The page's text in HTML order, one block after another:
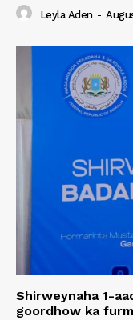
Leyla Aden -
Shirweynaha 1-
goordhow ka